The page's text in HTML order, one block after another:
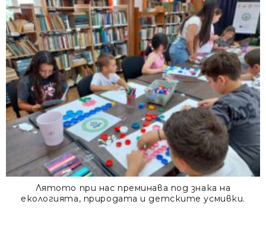
Лятото при нас преминава под знака на
екологията, природата и детските усмивки.